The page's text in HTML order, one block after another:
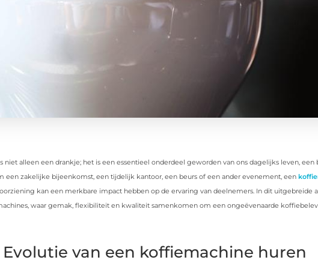
niet alleen een drankje; het is een essentieel onderdeel geworden van ons dagelijks leven,
een zakelijke bijeenkomst, een tijdelijk kantoor, een beurs of een ander evenement, een
kan een merkbare impact hebben op de ervaring van deelnemers. In dit uitgebreide
waar gemak, flexibiliteit en kwaliteit samenkomen om een ongeëvenaarde
Evolutie van een koffiemachine huren